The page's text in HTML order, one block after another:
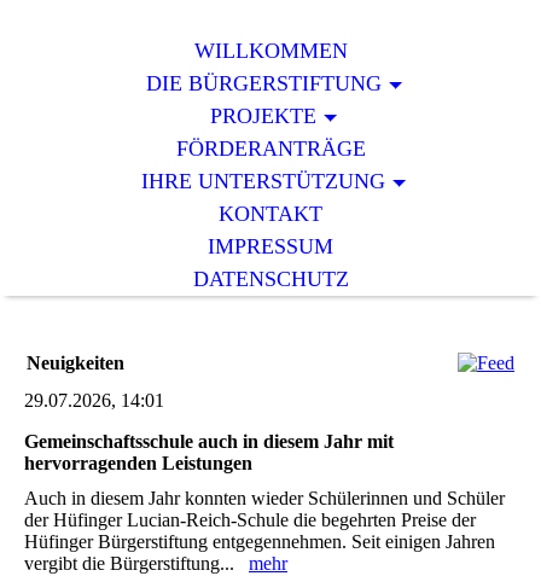
WILLKOMMEN
DIE BÜRGERSTIFTUNG
PROJEKTE
FÖRDERANTRÄGE
IHRE UNTERSTÜTZUNG
KONTAKT
IMPRESSUM
DATENSCHUTZ
Neuigkeiten
29.07.2026, 14:01
Gemeinschaftsschule auch in diesem Jahr mit
hervorragenden Leistungen
Auch in diesem Jahr konnten wieder Schülerinnen und Schüler
der Hüfinger Lucian-Reich-Schule die ‎begehrten Preise der
Hüfinger Bürgerstiftung entgegennehmen. Seit einigen Jahren
vergibt die ‎Bürgerstiftung... mehr